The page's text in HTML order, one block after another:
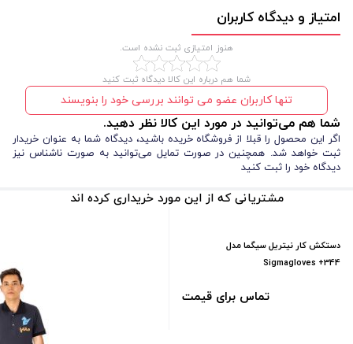
چکمه ماهیگیری صیادی اصل مزایای قابل توجهی دارد که تجربه فعالیت در
محیط‌های سخت را آسان می‌کند:
مزایا
100٪ ضد آب و مقاوم در برابر گل و رطوبت
زیره ضد لغزش برای ایمنی بیشتر
ساق بلند برای محافظت کامل پا
سبک، راحت و انعطاف‌پذیر
مقاوم در برابر روغن و شرایط محیطی مرطوب
ممکن است برای استفاده روزمره شهری سنگین به نظر برسد
کفش ایمنی
امتیاز و دیدگاه کاربران
هنوز امتیازی ثبت نشده است.
شما هم درباره این کالا دیدگاه ثبت کنید
تنها کاربران عضو می توانند بررسی خود را بنویسند
شما هم می‌توانید در مورد این کالا نظر دهید.
اگر این محصول را قبلا از فروشگاه خریده باشید، دیدگاه شما به عنوان خریدار
ثبت خواهد شد. همچنین در صورت تمایل می‌توانید به صورت ناشناس نیز
دیدگاه خود را ثبت کنید
مشتریانی که از این مورد خریداری کرده اند
دستکش کار نیتریل سیگما مدل
Sigmagloves +344
تماس برای قیمت